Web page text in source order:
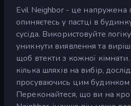
Evil Neighbor - це напружена
опиняєтесь у пастці в
сусіда. Використовуйте
уникнути виявлення та
щоб втекти з кожної
кілька шляхів на вибір,
просуваючись цим будинком
Переконайтеся, що ви на